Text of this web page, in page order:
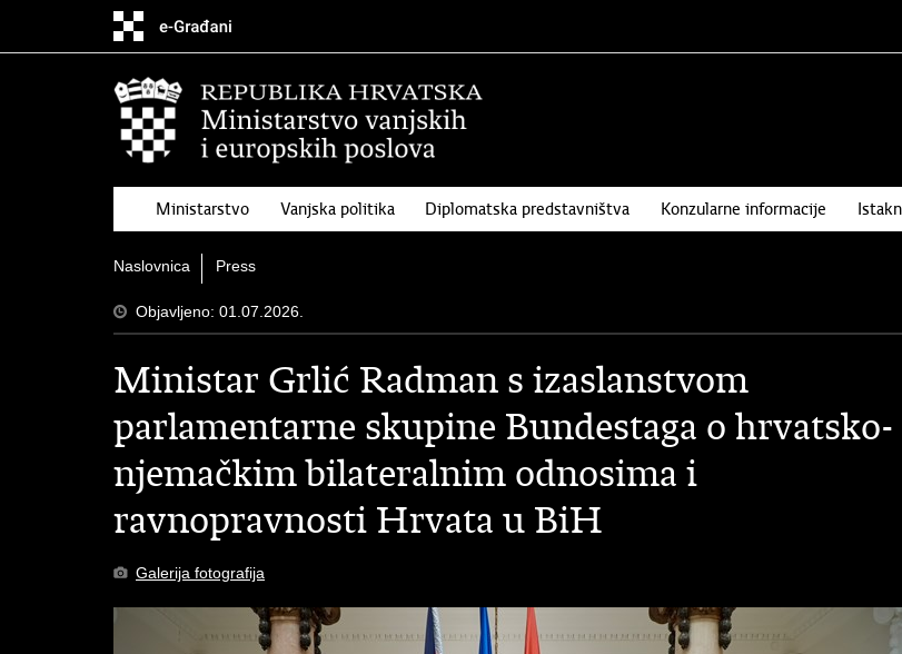
glavni
Ministarstvo Vanjska politika Diplomatska predstavništva Konzularne informacije
Naslovnica Press
Objavljeno: 01.07.2026.
Ministar Grlić Radman s izaslanstvom
parlamentarne skupine Bundestaga o hrvatsko-
njemačkim bilateralnim odnosima i
ravnopravnosti Hrvata u BiH
Galerija fotografija